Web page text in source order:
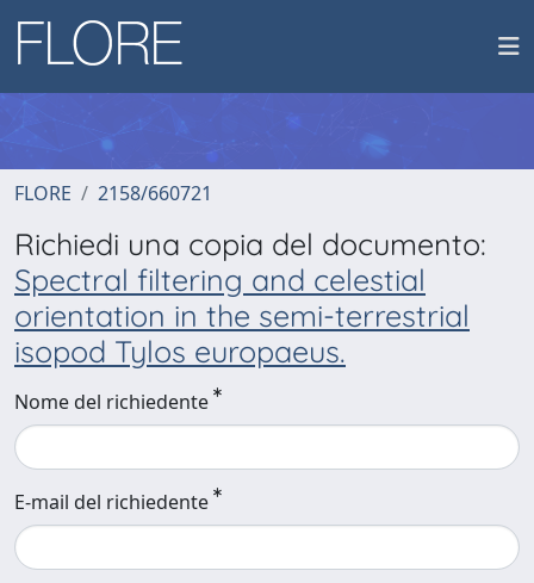
FLORE 2158/660721
Richiedi una copia del documento:
Spectral filtering and celestial
orientation in the semi-terrestrial
isopod Tylos europaeus.
Nome del richiedente
E-mail del richiedente